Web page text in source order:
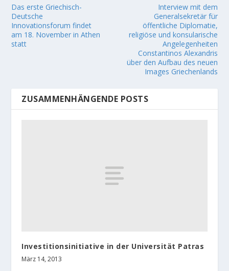
Das erste Griechisch-
Deutsche
Innovationsforum findet
am 18. November in Athen
statt
Interview mit dem
Generalsekretär für
öffentliche Diplomatie,
religiöse und konsularische
Angelegenheiten
Constantinos Alexandris
über den Aufbau des neuen
Images Griechenlands
ZUSAMMENHÄNGENDE POSTS
Investitionsinitiative in der Universität Patras
März 14, 2013